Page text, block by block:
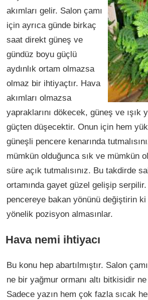
akımları gelir. Salon çamı
için ayrıca günde birkaç
saat direkt güneş ve
gündüz boyu güçlü
aydınlık ortam olmazsa
olmaz bir ihtiyaçtır. Hava
akımları olmazsa
yapraklarını dökecek, güneş ve ışık
güçten düşecektir. Onun için hem
güneşli pencere kenarında
mümkün olduğunca sık ve mümkün
süre açık tutmalısınız. Bu takdirde
ortamında gayet güzel gelişip
pencereye bakan yönünü değiştirin
yönelik pozisyon almasınlar.
Hava nemi ihtiyacı
Bu konu hep abartılmıştır. Salon
ne bir yağmur ormanı altı bitkisidir
Sadece yazın hem çok fazla sıcak